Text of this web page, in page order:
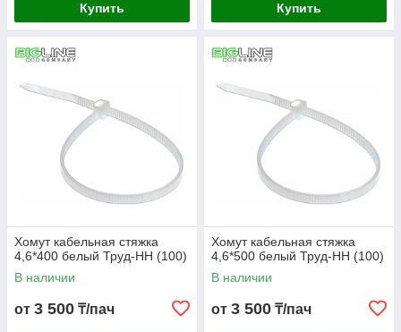
Купить Купить
Хомут кабельная стяжка
4,6*400 белый Труд-НН (100)
В наличии
от 3 500 ₸/пач
Хомут кабельная стяжка
4,6*500 белый Труд-НН (100)
В наличии
от 3 500 ₸/пач